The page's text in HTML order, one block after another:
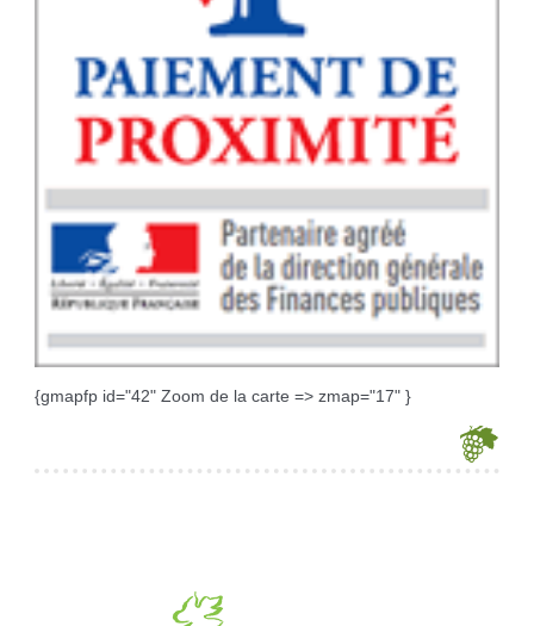
{gmapfp id="42" Zoom de la carte => zmap="17" }
Afficher le mot de passe